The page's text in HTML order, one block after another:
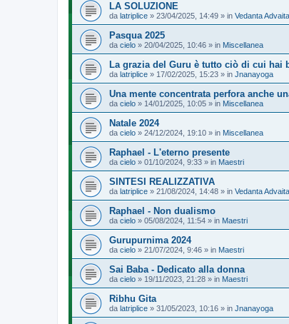
LA SOLUZIONE
da latriplice » 23/04/2025, 14:49 » in Vedanta Advaita
Pasqua 2025
da cielo » 20/04/2025, 10:46 » in Miscellanea
La grazia del Guru è tutto ciò di cui hai
da latriplice » 17/02/2025, 15:23 » in Jnanayoga
Una mente concentrata perfora anche
da cielo » 14/01/2025, 10:05 » in Miscellanea
Natale 2024
da cielo » 24/12/2024, 19:10 » in Miscellanea
Raphael - L'eterno presente
da cielo » 01/10/2024, 9:33 » in Maestri
SINTESI REALIZZATIVA
da latriplice » 21/08/2024, 14:48 » in Vedanta Advaita
Raphael - Non dualismo
da cielo » 05/08/2024, 11:54 » in Maestri
Gurupurnima 2024
da cielo » 21/07/2024, 9:46 » in Maestri
Sai Baba - Dedicato alla donna
da cielo » 19/11/2023, 21:28 » in Maestri
Ribhu Gita
da latriplice » 31/05/2023, 10:16 » in Jnanayoga